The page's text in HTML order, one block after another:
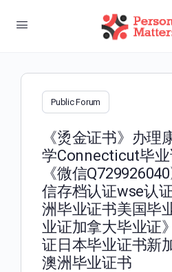
Public Forum
《烫金证书》办理
学Connecticut毕
《微信
信存档认证wse认
洲毕业证书美国毕
业证加拿大毕业证
证日本毕业证书新
澳洲毕业证书